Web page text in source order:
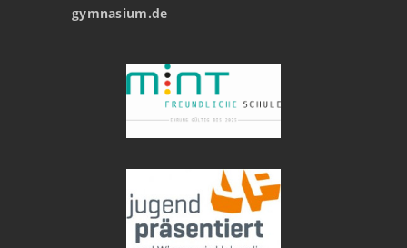
gymnasium.de